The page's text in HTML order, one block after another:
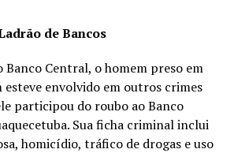
de Bancos
Banco Central, o homem preso em
esteve envolvido em outros crimes
participou do roubo ao Banco
Sua ficha criminal inclui
homicídio, tráfico de drogas e uso